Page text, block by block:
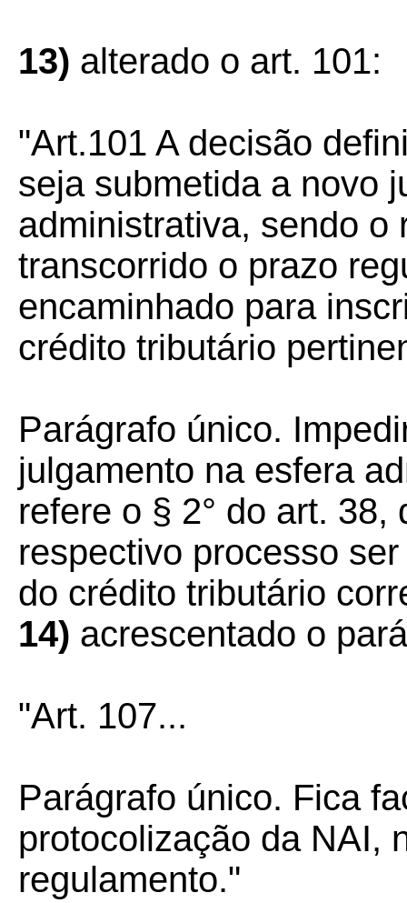
13) alterado o art. 101:
"Art.101 A decisão
seja submetida a novo
administrativa, sendo o
transcorrido o prazo
encaminhado para
crédito tributário
Parágrafo único.
julgamento na esfera
refere o § 2° do art.
respectivo processo
do crédito tributário
14) acrescentado o
"Art. 107...
Parágrafo único. Fica
protocolização da NAI,
regulamento."